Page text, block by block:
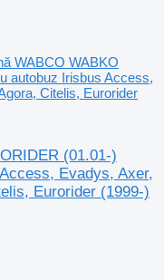
WABCO WABKO
autobuz Irisbus Access,
Citelis, Eurorider
(01.01-)
Evadys, Axer,
Eurorider (1999-)